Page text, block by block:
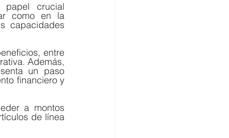
crucial
como en la
capacidades
entre
Además,
un paso
financiero y
a montos
de línea